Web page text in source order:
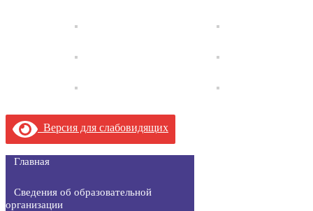
Версия для слабовидящих
Главная
Сведения об образовательной
организации